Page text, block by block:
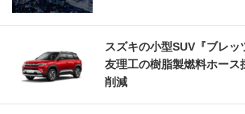
スズキの小型SUV『ブレ
友理工の樹脂製燃料ホース
削減